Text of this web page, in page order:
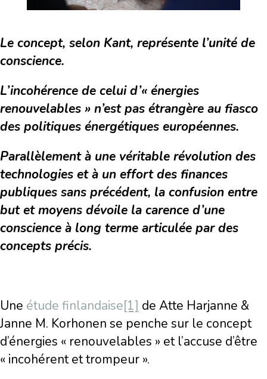
Le concept, selon Kant, représente l’unité de
conscience.
L’incohérence de celui d’« énergies
renouvelables » n’est pas étrangère au fiasco
des politiques énergétiques européennes.
Parallèlement à une véritable révolution des
technologies et à un effort des finances
publiques sans précédent, la confusion entre
but et moyens dévoile la carence d’une
conscience à long terme articulée par des
concepts précis.
Une étude finlandaise[1] de Atte Harjanne &
Janne M. Korhonen se penche sur le concept
d’énergies « renouvelables » et l’accuse d’être
« incohérent et trompeur ».